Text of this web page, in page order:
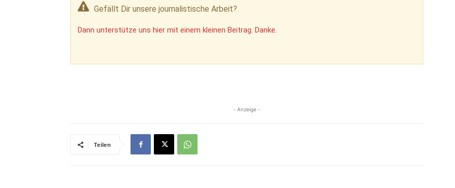
Gefällt Dir unsere journalistische Arbeit?
Dann unterstütze uns hier mit einem kleinen Beitrag. Danke.
- Anzeige -
Teilen